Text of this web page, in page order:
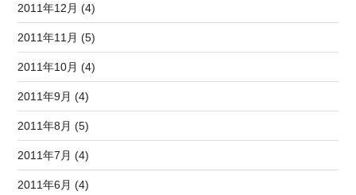
2011年12月 (4)
2011年11月 (5)
2011年10月 (4)
2011年9月 (4)
2011年8月 (5)
2011年7月 (4)
2011年6月 (4)